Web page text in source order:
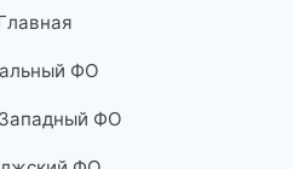
ФО
ФО